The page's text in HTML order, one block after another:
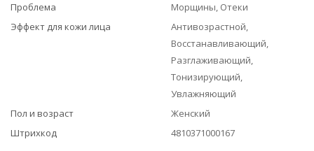
Проблема
Морщины, Отеки
Эффект для кожи лица
Антивозрастной,
Восстанавливающий,
Разглаживающий,
Тонизирующий,
Увлажняющий
Пол и возраст
Женский
Штрихкод
4810371000167